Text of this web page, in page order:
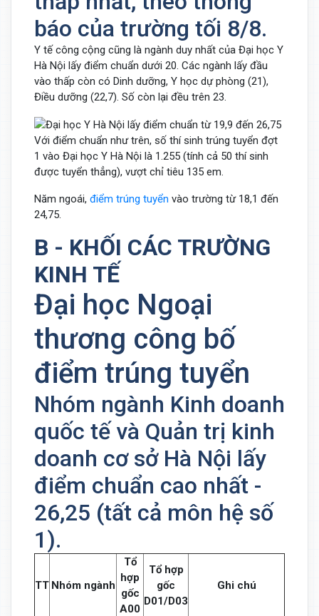
báo của trường tối 8/8.
Y tế công cộng cũng là ngành duy nhất của Đại học Y
Hà Nội lấy điểm chuẩn dưới 20. Các ngành lấy đầu
vào thấp còn có Dinh dưỡng, Y học dự phòng (21),
Điều dưỡng (22,7). Số còn lại đều trên 23.
Với điểm chuẩn như trên, số thí sinh trúng tuyển đợt
1 vào Đại học Y Hà Nội là 1.255 (tính cả 50 thí sinh
được tuyển thẳng), vượt chỉ tiêu 135 em.
Năm ngoái, điểm trúng tuyển vào trường từ 18,1 đến
24,75.
B - KHỐI CÁC TRƯỜNG
KINH TẾ
Đại học Ngoại
thương công bố
điểm trúng tuyển
Nhóm ngành Kinh doanh
quốc tế và Quản trị kinh
doanh cơ sở Hà Nội lấy
điểm chuẩn cao nhất -
26,25 (tất cả môn hệ số
1).
TT Nhóm ngành
Tổ
hợp
gốc
A00
Tổ hợp
gốc
D01/D03
Ghi chú